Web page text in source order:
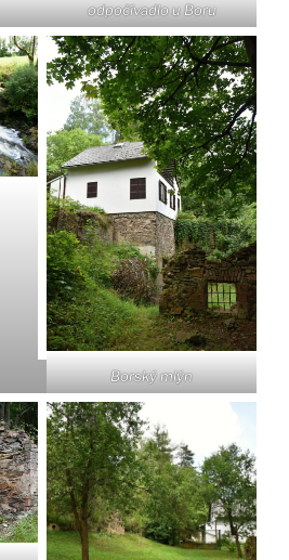
odpočívadlo u Boru
Borský mlýn